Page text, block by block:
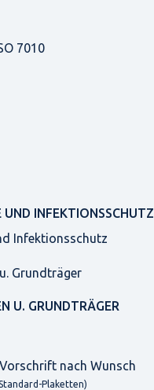
7010
UND INFEKTIONSSCHUTZ
Infektionsschutz
U. GRUNDTRÄGER
nach Wunsch
Plaketten)